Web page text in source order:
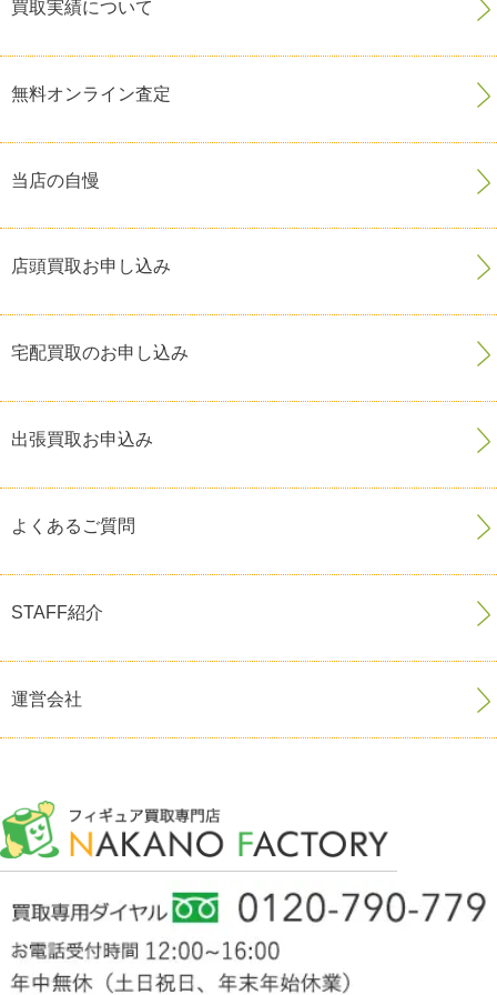
買取実績について
無料オンライン査定
当店の自慢
店頭買取お申し込み
宅配買取のお申し込み
出張買取お申込み
よくあるご質問
STAFF紹介
運営会社